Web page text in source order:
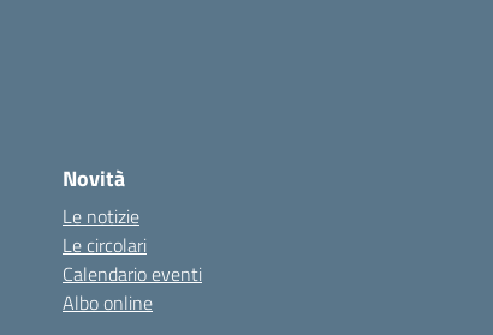
Novità
Le notizie
Le circolari
Calendario eventi
Albo online